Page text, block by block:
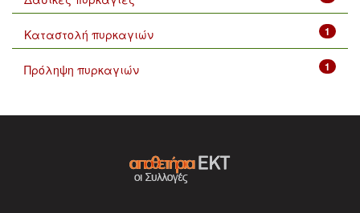
1
Καταστολή πυρκαγιών
1
Πρόληψη πυρκαγιών